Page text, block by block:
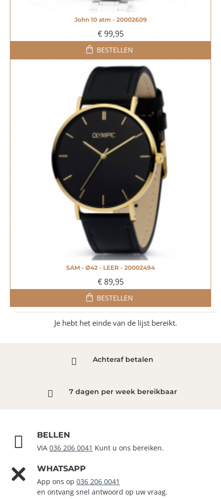
John 10 atm - 20002609
€ 99,95
BESTELLEN
SAM - Ø42 - LEER - 20002494
€ 89,95
BESTELLEN
Je hebt het einde van de lijst bereikt.
Achteraf betalen
7 dagen per week bereikbaar
BELLEN
VIA 036 206 0041 Kunt u ons bereiken.
WHATSAPP
App ons op 036 206 0041
en ontvang snel antwoord op uw vraag.